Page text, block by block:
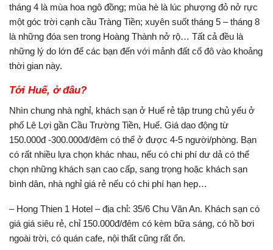
tháng 4 là mùa hoa ngô đồng; mùa hè là lúc phượng đỏ nở rực
một góc trời cạnh cầu Tràng Tiền; xuyên suốt tháng 5 – tháng 8
là những đóa sen trong Hoàng Thành nở rộ… Tất cả đều là
những lý do lớn để các bạn đến với mảnh đất cố đô vào khoảng
thời gian này.
Tới Huế, ở đâu?
Nhìn chung nhà nghỉ, khách sạn ở Huế rẻ tập trung chủ yếu ở
phố Lê Lợi gần Cầu Trường Tiền, Huế. Giá dao động từ
150.000đ -300.000đ/đêm có thể ở được 4-5 người/phòng. Bạn
có rất nhiều lựa chọn khác nhau, nếu có chi phí dư dả có thể
chọn những khách sạn cao cấp, sang trọng hoặc khách sạn
bình dân, nhà nghỉ giá rẻ nếu có chi phí hạn hẹp…
– Hong Thien 1 Hotel – địa chỉ: 35/6 Chu Văn An. Khách sạn có
giá giá siêu rẻ, chỉ 150.000đ/đêm có kèm bữa sáng, có hồ bơi
ngoài trời, có quán cafe, nội thất cũng rất ổn.